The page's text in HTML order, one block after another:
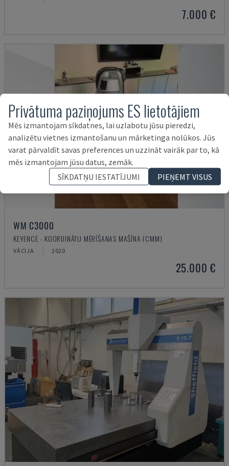
7.000 €
WM C3000
KEYENCE - KOORDINĀTU MĒRĪŠANAS MAŠĪNA (CMM)
VĀCIJA 2020
25.000 €
Privātuma paziņojums ES lietotājiem
Mēs izmantojam sīkdatnes, lai uzlabotu jūsu pieredzi,
analizētu vietnes izmantošanu un mārketinga nolūkos. Jūs
varat pārvaldīt savas preferences un uzzināt vairāk par to, kā
mēs izmantojam jūsu datus, zemāk.
SĪKDATŅU IESTATĪJUMI
PIEŅEMT VISUS